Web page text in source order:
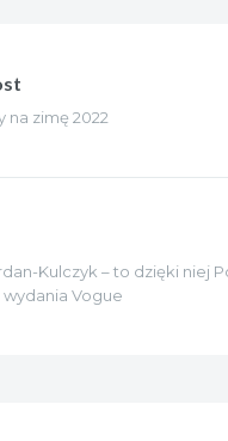
na zimę 2022
Kulczyk – to dzięki niej
Vogue